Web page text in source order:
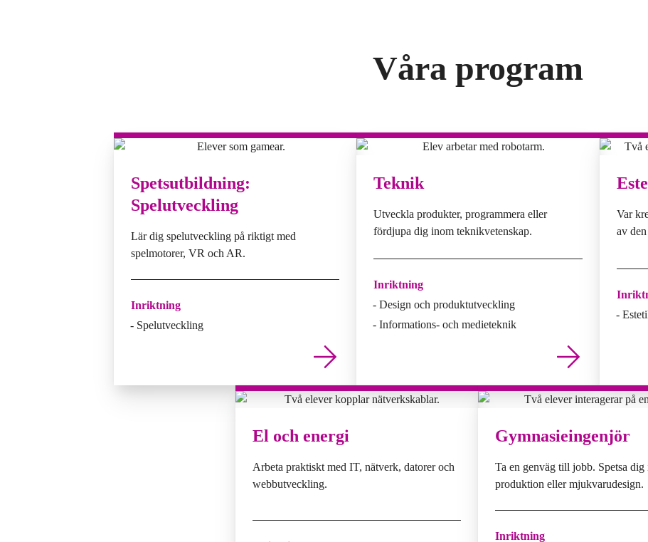
Våra program
Spetsutbildning:
Spelutveckling
Lär dig spelutveckling på riktigt med
spelmotorer, VR och AR.
Inriktning
Spelutveckling
Teknik
Utveckla produkter, programmera eller
fördjupa dig inom teknikvetenskap.
Inriktning
Design och produktutveckling
Informations- och medieteknik
Var
av
El och energi
Arbeta praktiskt med IT, nätverk, datorer och
webbutveckling.
Gymnasieingenjör
Ta en genväg till jobb. Spetsa dig
produktion eller mjukvarudesign.
Inriktning